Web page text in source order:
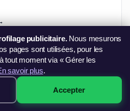
→
→
les sessions →
publicitaire.Nous mesurons
pages sont utilisées, pour les
tout moment via « Gérer les
savoir plus.
Accepter